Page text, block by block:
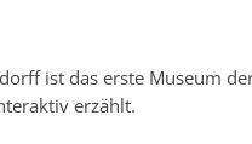
ist das erste Museum
erzählt.